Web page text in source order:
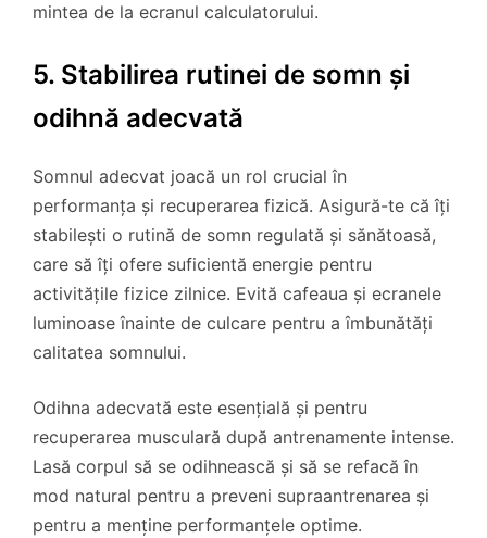
mintea de la ecranul calculatorului.
5. Stabilirea rutinei de somn și
odihnă adecvată
Somnul adecvat joacă un rol crucial în
performanța și recuperarea fizică. Asigură-te că îți
stabilești o rutină de somn regulată și sănătoasă,
care să îți ofere suficientă energie pentru
activitățile fizice zilnice. Evită cafeaua și ecranele
luminoase înainte de culcare pentru a îmbunătăți
calitatea somnului.
Odihna adecvată este esențială și pentru
recuperarea musculară după antrenamente intense.
Lasă corpul să se odihnească și să se refacă în
mod natural pentru a preveni supraantrenarea și
pentru a menține performanțele optime.